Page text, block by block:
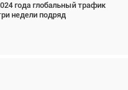
года глобальный трафик
недели подряд
тандем вертолётов и БПЛА в
операциях
фотограф Дэйв Кох: «Фотография
за себя... а ИИ всё портит»